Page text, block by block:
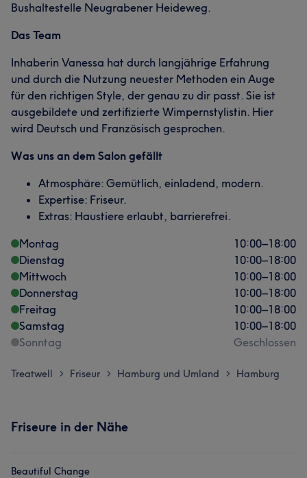
Bushaltestelle Neugrabener Heideweg.
Das Team
Inhaberin Vanessa hat durch langjährige Erfahrung
und durch die Nutzung neuester Methoden ein Auge
für den richtigen Style, der genau zu dir passt. Sie ist
ausgebildete und zertifizierte Wimpernstylistin. Hier
wird Deutsch und Französisch gesprochen.
Was uns an dem Salon gefällt
Atmosphäre: Gemütlich, einladend, modern.
Expertise: Friseur.
Extras: Haustiere erlaubt, barrierefrei.
Montag
10:00–18:00
Dienstag
10:00–18:00
Mittwoch
10:00–18:00
Donnerstag
10:00–18:00
Freitag
10:00–18:00
Samstag
10:00–18:00
Sonntag
Geschlossen
Treatwell > Friseur > Hamburg und Umland > Hamburg
Friseure in der Nähe
Beautiful Change